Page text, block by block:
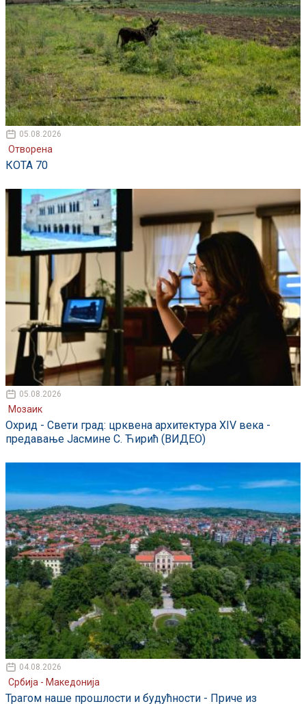
05.08.2026
Отворена
КОТА 70
05.08.2026
Мозаик
Охрид - Свети град: црквена архитектура XIV века -
предавање Јасмине С. Ћирић (ВИДЕО)
04.08.2026
Србија - Македонија
Трагом наше прошлости и будућности - Приче из